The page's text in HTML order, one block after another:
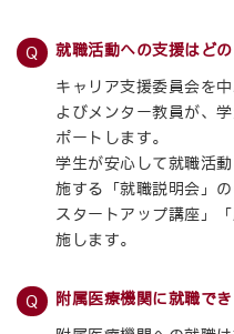
就職活動への支援はど
キャリア支援委員会を
よびメンター教員が、
ポートします。
学生が安心して就職活
施する「就職説明会」
スタートアップ講座」
施します。
附属医療機関に就職でき